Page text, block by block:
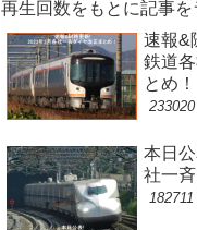
再生回数をもとに記事
速報&
鉄道
とめ！
本日
社一